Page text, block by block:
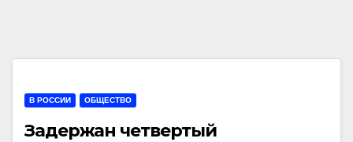
В РОССИИ ОБЩЕСТВО
Задержан четвертый